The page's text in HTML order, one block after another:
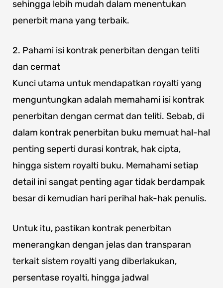
sehingga lebih mudah dalam menentukan
penerbit mana yang terbaik.
2. Pahami isi kontrak penerbitan dengan teliti
dan cermat
Kunci utama untuk mendapatkan royalti yang
menguntungkan adalah memahami isi kontrak
penerbitan dengan cermat dan teliti. Sebab, di
dalam kontrak penerbitan buku memuat hal-hal
penting seperti durasi kontrak, hak cipta,
hingga sistem royalti buku. Memahami setiap
detail ini sangat penting agar tidak berdampak
besar di kemudian hari perihal hak-hak penulis.
Untuk itu, pastikan kontrak penerbitan
menerangkan dengan jelas dan transparan
terkait sistem royalti yang diberlakukan,
persentase royalti, hingga jadwal